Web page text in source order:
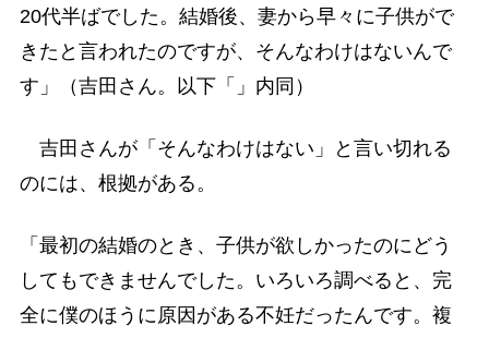
20代半ばでした。結婚後、妻から早々に子供がで
きたと言われたのですが、そんなわけはないんで
す」（吉田さん。以下「」内同）
吉田さんが「そんなわけはない」と言い切れる
のには、根拠がある。
「最初の結婚のとき、子供が欲しかったのにどう
してもできませんでした。いろいろ調べると、完
全に僕のほうに原因がある不妊だったんです。複